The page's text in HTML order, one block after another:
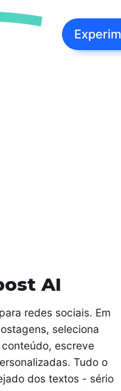
Permite a postagem
seu site nas redes sociais via
o alcance do público.
AI
redes sociais. Em
seleciona
escreve
Tudo o
dos textos - sério